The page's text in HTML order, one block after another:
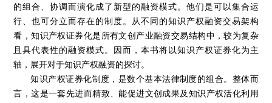
的组合、协调而演化成了新型的融资模式。他们是可以集合运
行、也可分立而存在的制度。从不同的知识产权融资交易架构
看，知识产权证券化是所有文创产业融资交易结构中，较为复杂
且具代表性的融资模式。因而，本书将以知识产权证券化为主
轴，展开对于知识产权融资的探讨。
知识产权证券化制度，是数个基本法律制度的组合。整体而
言，这是一套先进而精致、能促进文创成果及知识产权活化利用